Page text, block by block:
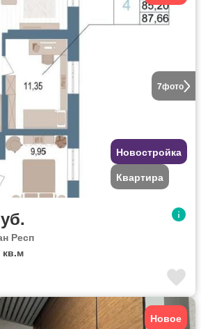
7фото
Новостройка
Квартира
Респ
кв.м
Новое